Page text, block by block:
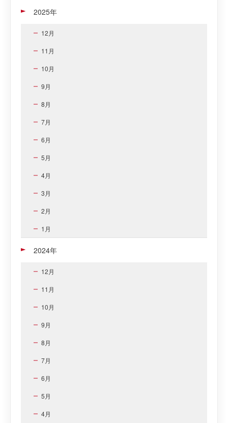
2025年
12月
11月
10月
9月
8月
7月
6月
5月
4月
3月
2月
1月
2024年
12月
11月
10月
9月
8月
7月
6月
5月
4月